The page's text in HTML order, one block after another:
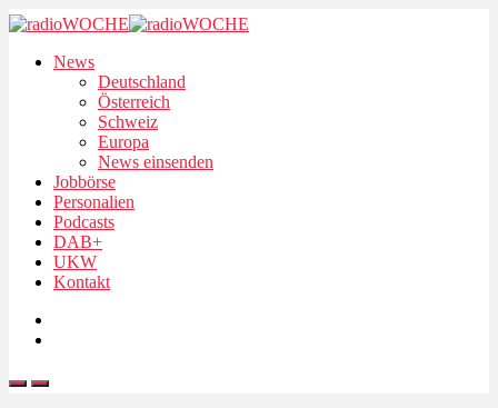
News
Deutschland
Österreich
Schweiz
Europa
News einsenden
Jobbörse
Personalien
Podcasts
DAB+
UKW
Kontakt